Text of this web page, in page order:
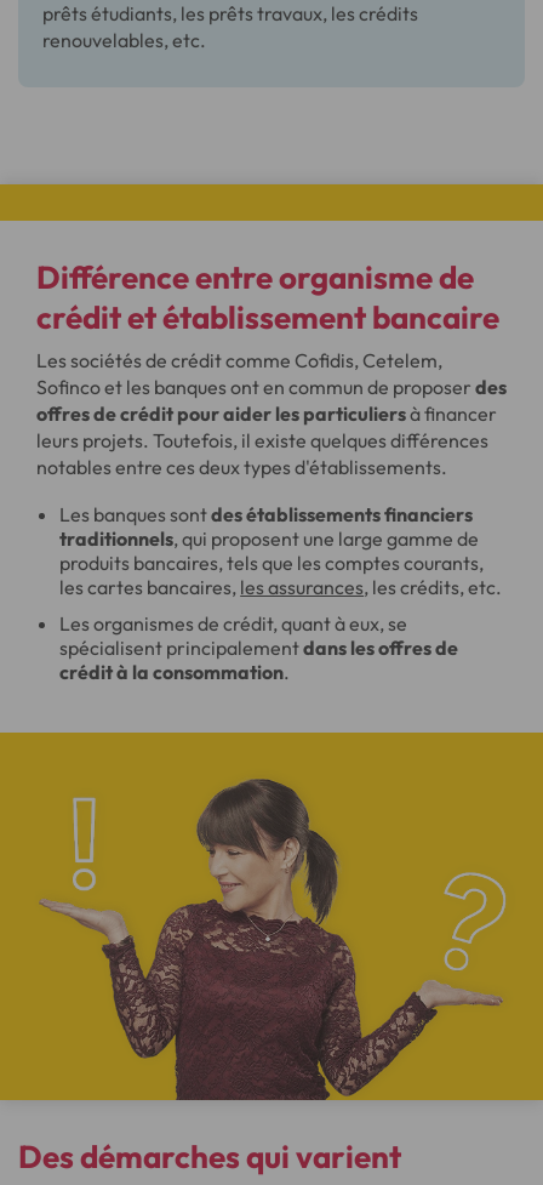
prêts étudiants, les prêts travaux, les crédits
renouvelables, etc.
Différence entre organisme de
crédit et établissement bancaire
Les sociétés de crédit comme Cofidis, Cetelem,
Sofinco et les banques ont en commun de proposer des
offres de crédit pour aider les particuliersà financer
leurs projets. Toutefois, il existe quelques différences
notables entre ces deux types d'établissements.
Les banques sontdes établissements financiers
traditionnels, qui proposent une large gamme de
produits bancaires, tels que les comptes courants,
les cartes bancaires, les assurances, les crédits, etc.
Les organismes de crédit, quant à eux, se
spécialisent principalementdans les offres de
crédit à la consommation.
Des démarches qui varient